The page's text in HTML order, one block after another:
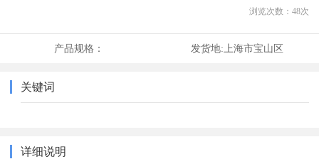
浏览次数： 48次
产品规格： 发货地: 上海市宝山区
关键词
详细说明